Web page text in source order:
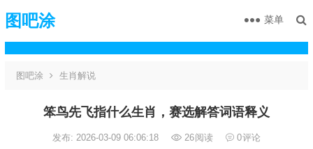
图吧涂 菜单
图吧涂 生肖解说
笨鸟先飞指什么生肖，赛选解答词语释义
发布: 2026-03-09 06:06:18 26阅读 0评论